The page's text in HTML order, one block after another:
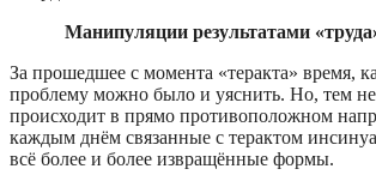
Манипуляции результатами
За прошедшее с момента «теракта» время,
проблему можно было и уяснить. Но, тем не
происходит в прямо противоположном
каждым днём связанные с терактом
всё более и более извращённые формы.